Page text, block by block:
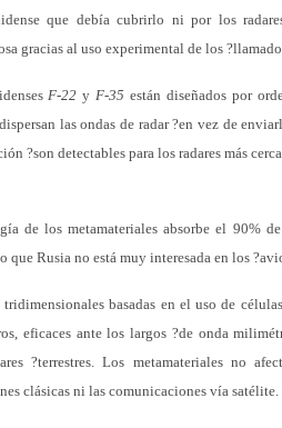
que debía cubrirlo ni por los radares
gracias al uso experimental de los
F-22 yF-35 están diseñados por
las ondas de radar ?en vez de
?son detectables para los radares más
de los metamateriales absorbe el 90%
que Rusia no está muy interesada en los
basadas en el uso de
eficaces ante los largos ?de onda
?terrestres. Los metamateriales no
clásicas ni las comunicaciones vía satélite.